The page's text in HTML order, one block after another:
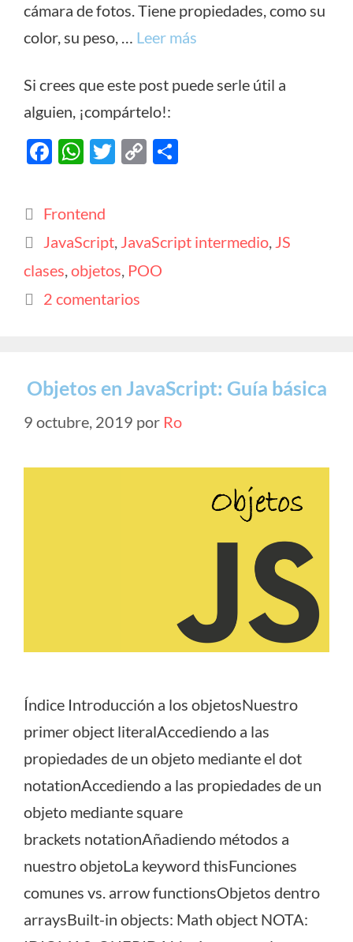
cámara de fotos. Tiene propiedades, como su
color, su peso, … Leer más
Si crees que este post puede serle útil a
alguien, ¡compártelo!:
F
b
o
o
k
W
at
s
A
p
p
T
C
Li
n
ar
Categorías
Frontend
Etiquetas
JavaScript, JavaScript intermedio, JS
clases,objetos, POO
2 comentarios
Objetos en JavaScript: Guía básica
9 octubre, 2019 por Ro
Índice Introducción a los objetosNuestro
primer object literalAccediendo a las
propiedades de un objeto mediante el dot
notationAccediendo a las propiedades de un
objeto mediante square
brackets notationAñadiendo métodos a
nuestro objetoLa keyword thisFunciones
comunes vs. arrow functionsObjetos dentro
arraysBuilt-in objects: Math object NOTA: